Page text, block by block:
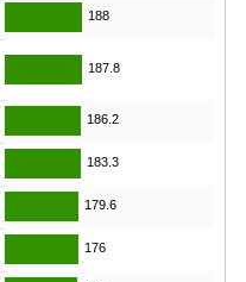
188
187.8
186.2
183.3
179.6
176